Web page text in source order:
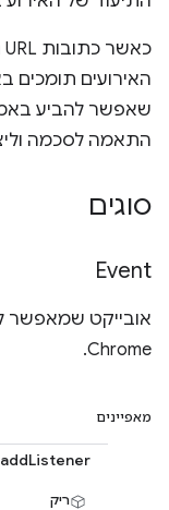
שאפשר להביע
התאמה לסכמה
סוגים
Event
אובייקט שמאפשר
Chrome.
מאפיינים
addListener
ריק